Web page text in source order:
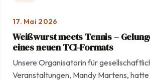
17. Mai 2026
Weißwurst meets Tennis –
eines neuen TCI-Formats
Unsere Organisatorin für
Veranstaltungen, Mandy Martens,